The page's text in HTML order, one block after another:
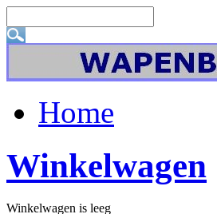
Home
Winkelwagen
Winkelwagen is leeg